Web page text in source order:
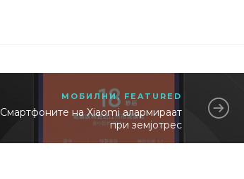
МОБИЛНИ, FEATURED
Смартфоните на Xiaomi алармираат
при земјотрес